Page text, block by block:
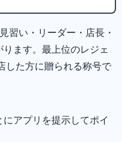
習い・リーダー・店長・
ます。最上位のレジェ
した方に贈られる称号で
アプリを提示してポイ